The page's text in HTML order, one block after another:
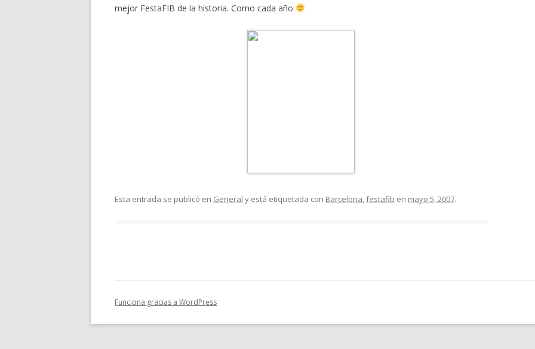
mejor FestaFIB de la historia. Como cada año
Esta entrada se publicó en General y está etiquetada con Barcelona,festafib en mayo 5, 2007.
Funciona gracias a WordPress